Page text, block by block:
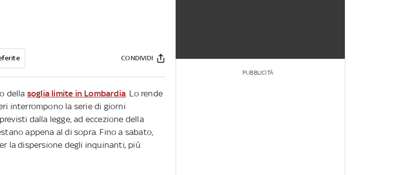
CONDIVIDI
della soglia limite in Lombardia. Lo rende
interrompono la serie di giorni
dalla legge, ad eccezione della
appena al di sopra. Fino a sabato,
la dispersione degli inquinanti, più
PUBBLICITÀ